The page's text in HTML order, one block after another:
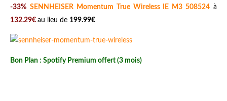
-33% SENNHEISER Momentum True Wireless IE M3 508524 à
132.29€ au lieu de 199.99€
Bon Plan : Spotify Premium offert (3 mois)